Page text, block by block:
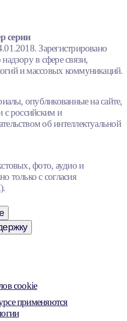
серии
Зарегистрировано
в сфере связи,
и массовых коммуникаций.
опубликованные на сайте,
с российским и
об интеллектуальной
фото, аудио и
только с согласия
cookie
применяются